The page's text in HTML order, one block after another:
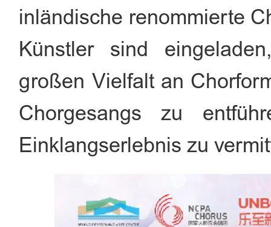
inländische renommierte
Künstler sind
großen Vielfalt an
Chorgesangs zu
Einklangserlebnis zu